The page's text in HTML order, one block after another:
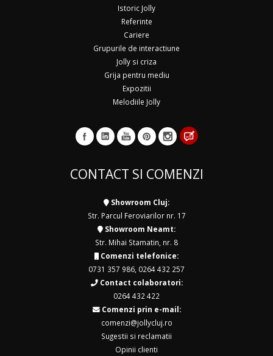
Istoric Jolly
Referinte
Cariere
Grupurile de interactiune
Jolly si criza
Grija pentru mediu
Expozitii
Melodiile Jolly
CONTACT SI COMENZI
Showroom Cluj:
Str. Parcul Feroviarilor nr. 17
Showroom Neamt:
Str. Mihai Stamatin, nr. 8
Comenzi telefonice:
0731 357 986 0264 432 257
Contact colaboratori:
0264 432 422
Comenzi prin e-mail:
comenzi@jollycluj.ro
Sugestii si reclamatii
Opinii clienti